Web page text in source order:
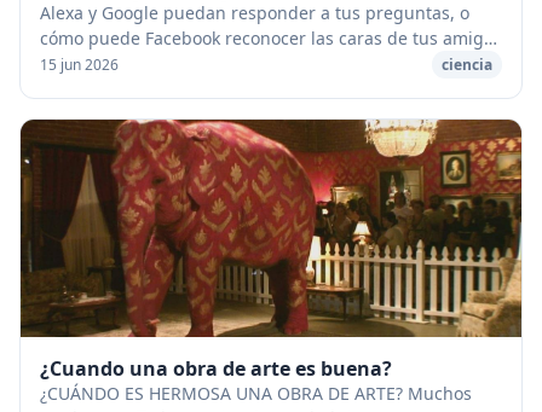
Alexa y Google puedan responder a tus preguntas, o
cómo puede Facebook reconocer las caras de tus amigos
en las fotos que subes? ¡La respuesta a...
15 jun 2026 ciencia
¿Cuando una obra de arte es buena?
¿CUÁNDO ES HERMOSA UNA OBRA DE ARTE? Muchos